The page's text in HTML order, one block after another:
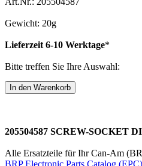
Gewicht: 20g
Lieferzeit 6-10 Werktage*
Bitte treffen Sie Ihre Auswahl:
205504587 SCREW-SOCKET
Alle Ersatzteile für Ihr Can-Am
BRP Electronic Parts Catalog (EPC)